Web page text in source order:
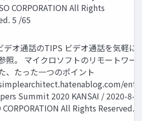
CORPORATION All Rights
5 /65
デオ通話のTIPS ビデオ通話を気軽に
照。 マイクロソフトのリモートワー
、たった一つのポイント
Summit 2020 KANSAI / 2020-8-
CORPORATION All Rights Reserved.